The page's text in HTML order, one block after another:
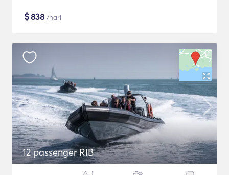
$838 /hari
12 passenger RIB